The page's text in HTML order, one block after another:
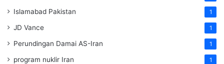
Islamabad Pakistan 1
JD Vance 1
Perundingan Damai AS-Iran 1
program nuklir Iran 1